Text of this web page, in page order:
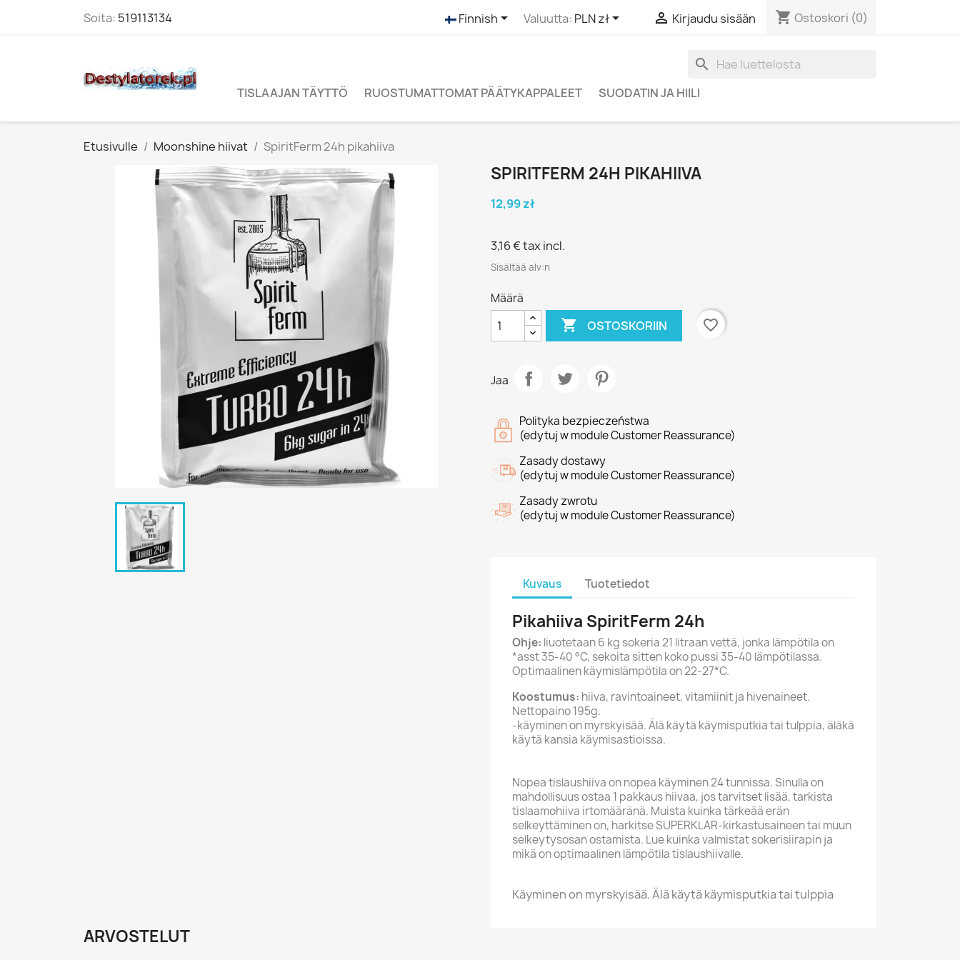
Soita: 519113134 Finnish Valuutta: PLN zł  Kirjaudu sisään shopping_cart Ostoskori (0)
search
TISLAAJAN TÄYTTÖ RUOSTUMATTOMAT PÄÄTYKAPPALEET SUODATIN JA HIILI
Etusivulle Moonshine hiivat SpiritFerm 24h pikahiiva
SPIRITFERM 24H PIKAHIIVA
12,99 zł
3,16 €tax incl.
Sisältää alv:n
Määrä
 OSTOSKORIIN favorite_border
Jaa
Polityka bezpieczeństwa
(edytuj w module Customer Reassurance)
Zasady dostawy
(edytuj w module Customer Reassurance)
Zasady zwrotu
(edytuj w module Customer Reassurance)
Kuvaus Tuotetiedot
Pikahiiva SpiritFerm 24h
Ohje: liuotetaan 6 kg sokeria 21 litraan vettä, jonka lämpötila on
*asst 35-40 °C, sekoita sitten koko pussi 35-40 lämpötilassa.
Optimaalinen käymislämpötila on 22-27*C.
Koostumus: hiiva, ravintoaineet, vitamiinit ja hivenaineet.
Nettopaino 195g.
-käyminen on myrskyisää. Älä käytä käymisputkia tai tulppia, äläkä
käytä kansia käymisastioissa.
Nopea tislaushiiva on nopea käyminen 24 tunnissa. Sinulla on
mahdollisuus ostaa 1 pakkaus hiivaa, jos tarvitset lisää, tarkista
tislaamohiiva irtomääränä. Muista kuinka tärkeää erän
selkeyttäminen on, harkitse SUPERKLAR-kirkastusaineen tai muun
selkeytysosan ostamista. Lue kuinka valmistat sokerisiirapin ja
mikä on optimaalinen lämpötila tislaushiivalle.
Käyminen on myrskyisää. Älä käytä käymisputkia tai tulppia
ARVOSTELUT